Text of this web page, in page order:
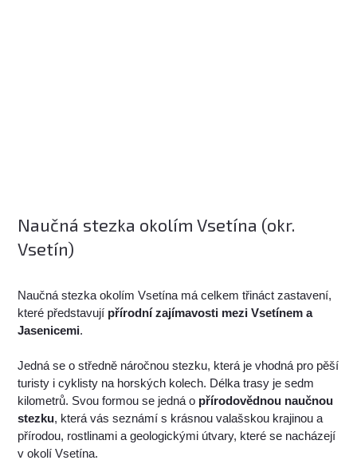
Naučná stezka okolím Vsetína (okr.
Vsetín)
Naučná stezka okolím Vsetína má celkem třináct zastavení,
které představují přírodní zajímavosti mezi Vsetínem a
Jasenicemi.
Jedná se o středně náročnou stezku, která je vhodná pro pěší
turisty i cyklisty na horských kolech. Délka trasy je sedm
kilometrů. Svou formou se jedná o přírodovědnou naučnou
stezku, která vás seznámí s krásnou valašskou krajinou a
přírodou, rostlinami a geologickými útvary, které se nacházejí
v okolí Vsetína.